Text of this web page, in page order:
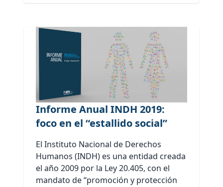
Informe Anual INDH 2019:
foco en el “estallido social”
El Instituto Nacional de Derechos
Humanos (INDH) es una entidad creada
el año 2009 por la Ley 20.405, con el
mandato de “promoción y protección